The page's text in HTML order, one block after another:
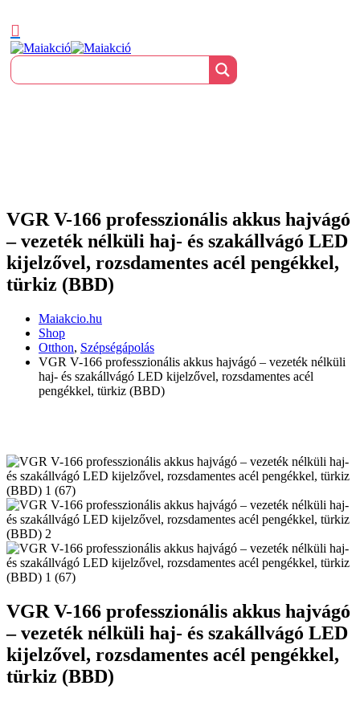
VGR V-166 professzionális akkus hajvágó
– vezeték nélküli haj- és szakállvágó LED
kijelzővel, rozsdamentes acél pengékkel,
türkiz (BBD)
Maiakcio.hu
Shop
Otthon, Szépségápolás
VGR V-166 professzionális akkus hajvágó – vezeték nélküli
haj- és szakállvágó LED kijelzővel, rozsdamentes acél
pengékkel, türkiz (BBD)
VGR V-166 professzionális akkus hajvágó
– vezeték nélküli haj- és szakállvágó LED
kijelzővel, rozsdamentes acél pengékkel,
türkiz (BBD)